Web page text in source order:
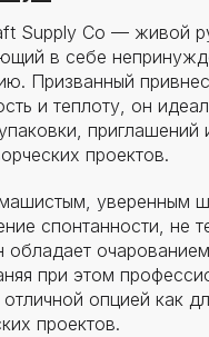
Supply Co — живой
в себе
Призванный
и теплоту, он
проектов.
уверенным
спонтанности, не
обладает
при этом
опцией как
проектов.